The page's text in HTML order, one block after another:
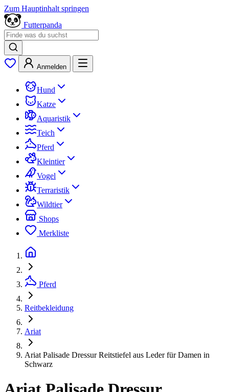
Zum Hauptinhalt springen
Futterpanda
Anmelden
Hund
Katze
Aquaristik
Teich
Pferd
Kleintier
Vogel
Terraristik
Wildtier
Shops
Merkliste
Pferd
Reitbekleidung
Ariat
Ariat Palisade Dressur Reitstiefel aus Leder für Damen in
Schwarz